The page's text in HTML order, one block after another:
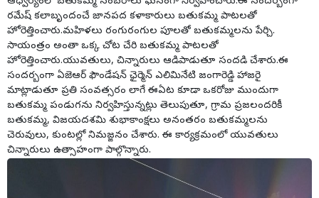
రమేష్ కలాబృందంచే జానపద కళాకారులు బతుకమ్మ పాటలతో
హోరెత్తించారు.మహిళలు రంగురంగుల పూలతో బతుకమ్మలను పేర్చి.
సాయంత్రం అంతా ఒక్క చోట చేరి బతుకమ్మ పాటలతో
హోరెత్తించారు.యువతులు, చిన్నారులు ఆడిపాడుతూ సందడి చేశారు.ఈ
సందర్బంగా ఏజెఆర్ ఫౌండేషన్ ఛైర్మెన్ ఎలిమినేటి జంగారెడ్డి హాజరై
మాట్లాడుతూ ప్రతి సంవత్సరం లాగే ఈఏట కూడా ఒకరోజు ముందుగా
బతుకమ్మ పండుగను నిర్వహిస్తున్నట్లు తెలుపుతూ, గ్రామ ప్రజలందరికీ
బతుకమ్మ, విజయదశమి శుభాకాంక్షలు అనంతరం బతుకమ్మలను
చెరువులు, కుంటల్లో నిమజ్జనం చేశారు. ఈ కార్యక్రమంలో యువతులు
చిన్నారులు ఉత్సాహంగా పాల్గొన్నారు.